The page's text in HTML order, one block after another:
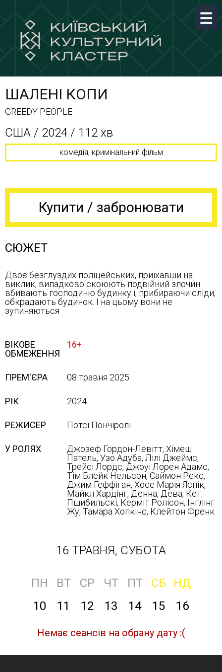
ШАЛЕНІ КОПИ
GREEDY PEOPLE
США / 2024 / 112 хв
комедія, кримінальний фільм
Купити / забронювати
СЮЖЕТ
Двоє безглуздих поліцейських, приїхавши на
виклик, випадково скоюють подвійний злочин:
вбивають господиню будинку і, прибираючи сліди,
обкрадають будинок. І на цьому вони не
зупиняються
ВІКОВЕ
ОБМЕЖЕННЯ
16+
ПРЕМ'ЄРА 08 травня 2025
РІК 2024
РЕЖИСЕР Потсі Пончіролі
У РОЛЯХ
Джозеф Гордон-Левітт, Хімеш
Патель, Узо Адуба, Лілі Джеймс,
Трейсі Лордс, Джоуі Лорен Адамс,
Тім Блейк Нельсон, Саймон Рекс,
Джим Геффіган, Хосе Марія Яспік,
Майкл Хардінг, Денна, Дева, Кет.
Пшибильскі, Керміт Ролісон, Інглінг
Жу, Тамара Хопкінс, Клейтон Френк
16 ТРАВНЯ, СУБОТА
ПН ВТ СР ЧТ ПТ СБ
НД
10
11 12 13 14 15 16
Немає сеансів на обрану дату :(